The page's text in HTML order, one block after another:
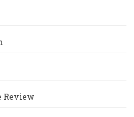
Review